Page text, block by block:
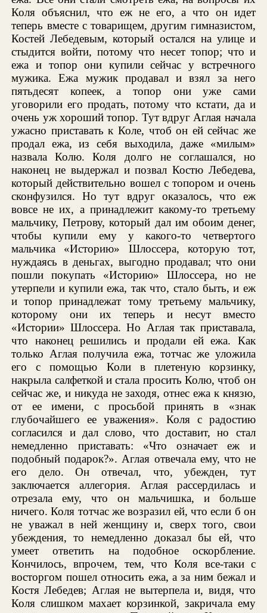
Коля объяснил, что еж не его, а что он идет
теперь вместе с товарищем, другим гимназистом,
Костей Лебедевым, который остался на улице и
стыдится войти, потому что несет топор; что и
ежа и топор они купили сейчас у встречного
мужика. Ежа мужик продавал и взял за него
пятьдесят копеек, а топор они уже сами
уговорили его продать, потому что кстати, да и
очень уж хороший топор. Тут вдруг Аглая начала
ужасно приставать к Коле, чтоб он ей сейчас же
продал ежа, из себя выходила, даже «милым»
назвала Колю. Коля долго не соглашался, но
наконец не выдержал и позвал Костю Лебедева,
который действительно вошел с топором и очень
сконфузился. Но тут вдруг оказалось, что еж
вовсе не их, а принадлежит какому-то третьему
мальчику, Петрову, который дал им обоим денег,
чтобы купили ему у какого-то четвертого
мальчика «Историю» Шлоссера, которую тот,
нуждаясь в деньгах, выгодно продавал; что они
пошли покупать «Историю» Шлоссера, но не
утерпели и купили ежа, так что, стало быть, и еж
и топор принадлежат тому третьему мальчику,
которому они их теперь и несут вместо
«Истории» Шлоссера. Но Аглая так приставала,
что наконец решились и продали ей ежа. Как
только Аглая получила ежа, тотчас же уложила
его с помощью Коли в плетеную корзинку,
накрыла салфеткой и стала просить Колю, чтоб он
сейчас же, и никуда не заходя, отнес ежа к князю,
от ее имени, с просьбой принять в «знак
глубочайшего ее уважения». Коля с радостию
согласился и дал слово, что доставит, но стал
немедленно приставать: «Что означает еж и
подобный подарок?». Аглая отвечала ему, что не
его дело. Он отвечал, что, убежден, тут
заключается аллегория. Аглая рассердилась и
отрезала ему, что он мальчишка, и больше
ничего. Коля тотчас же возразил ей, что если б он
не уважал в ней женщину и, сверх того, свои
убеждения, то немедленно доказал бы ей, что
умеет ответить на подобное оскорбление.
Кончилось, впрочем, тем, что Коля все-таки с
восторгом пошел относить ежа, а за ним бежал и
Костя Лебедев; Аглая не вытерпела и, видя, что
Коля слишком махает корзинкой, закричала ему